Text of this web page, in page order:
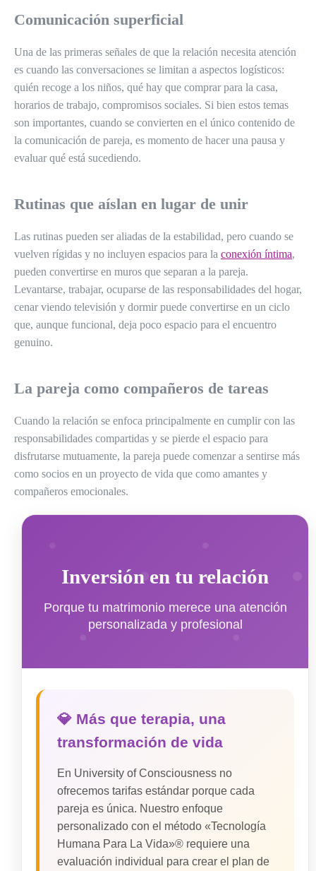
Comunicación superficial
Una de las primeras señales de que la relación necesita atención
es cuando las conversaciones se limitan a aspectos logísticos:
quién recoge a los niños, qué hay que comprar para la casa,
horarios de trabajo, compromisos sociales. Si bien estos temas
son importantes, cuando se convierten en el único contenido de
la comunicación de pareja, es momento de hacer una pausa y
evaluar qué está sucediendo.
Rutinas que aíslan en lugar de unir
Las rutinas pueden ser aliadas de la estabilidad, pero cuando se
vuelven rígidas y no incluyen espacios para la conexión íntima,
pueden convertirse en muros que separan a la pareja.
Levantarse, trabajar, ocuparse de las responsabilidades del hogar,
cenar viendo televisión y dormir puede convertirse en un ciclo
que, aunque funcional, deja poco espacio para el encuentro
genuino.
La pareja como compañeros de tareas
Cuando la relación se enfoca principalmente en cumplir con las
responsabilidades compartidas y se pierde el espacio para
disfrutarse mutuamente, la pareja puede comenzar a sentirse más
como socios en un proyecto de vida que como amantes y
compañeros emocionales.
Inversión en tu relación
Porque tu matrimonio merece una atención
personalizada y profesional
💎 Más que terapia, una
transformación de vida
En University of Consciousness no
ofrecemos tarifas estándar porque cada
pareja es única. Nuestro enfoque
personalizado con el método «Tecnología
Humana Para La Vida»® requiere una
evaluación individual para crear el plan de